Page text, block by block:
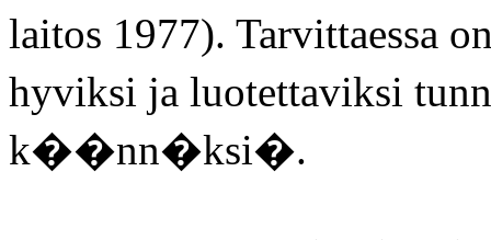
laitos 1977). Tarvittaessa
hyviksi ja luotettaviksi
k��nn�ksi�.